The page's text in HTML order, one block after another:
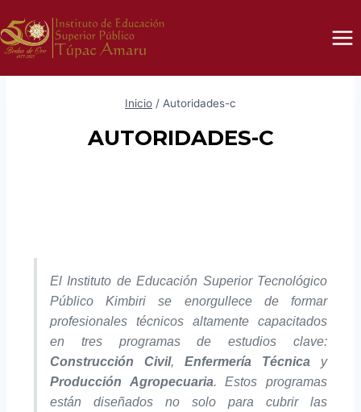
Inicio / Autoridades-c
AUTORIDADES-C
El Instituto de Educación Superior Tecnológico
Público Kimbiri se enorgullece de formar
profesionales técnicos altamente capacitados
en tres programas de estudios clave:
Construcción Civil, Enfermería Técnica y
Producción Agropecuaria. Estos programas
están diseñados no solo para cubrir las